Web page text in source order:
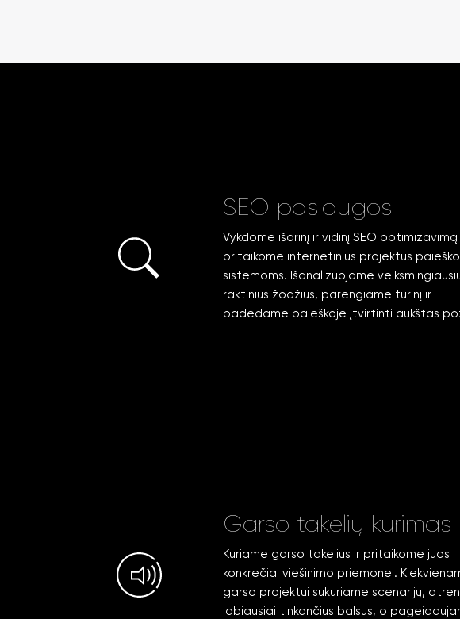
SEO paslaugos
Vykdome išorinį ir vidinį SEO
pritaikome internetinius projektus
sistemoms. Išanalizuojame
raktinius žodžius, parengiame turinį ir
padedame paieškoje įtvirtinti aukštas
Garso takelių kūrimas
Kuriame garso takelius ir pritaikome juos
konkrečiai viešinimo priemonei.
garso projektui sukuriame scenarijų,
labiausiai tinkančius balsus, o